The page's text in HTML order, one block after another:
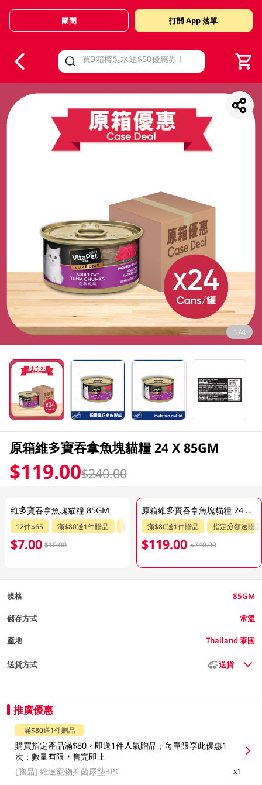
Valid Until 30 June 2026
關閉 打開 App 落單
1/4
原箱維多寶吞拿魚塊貓糧 24 X 85GM
$119.00$240.00
維多寶吞拿魚塊貓糧 85GM
12件$65 滿$80送1件贈品 指定分類送贈品
$7.00 $10.00
原箱維多寶吞拿魚塊貓糧 24 X 85GM
滿$80送1件贈品 指定分類送贈品
$119.00 $240.00
規格 85GM
儲存方式 常溫
產地 Thailand 泰國
送貨方式 送貨
推廣優惠
滿$80送1件贈品
購買指定產品滿$80，即送1件人氣贈品；每單限享此優惠1
次；數量有限，售完即止
[贈品]維達寵物抑菌尿墊3PC x1